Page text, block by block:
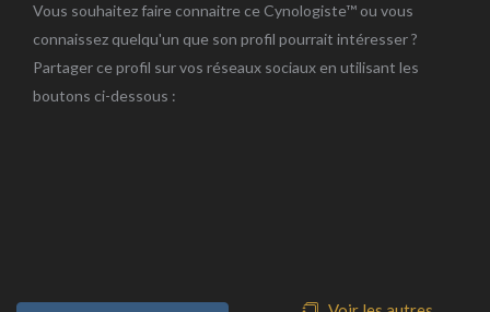
Vous souhaitez faire connaitre ce Cynologiste™ ou vous
connaissez quelqu'un que son profil pourrait intéresser ?
Partager ce profil sur vos réseaux sociaux en utilisant les
boutons ci-dessous :